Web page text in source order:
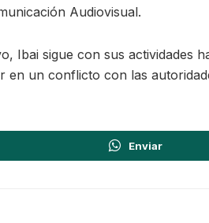
Audiovisual.
Ibai sigue con sus
en un conflicto con las
Enviar